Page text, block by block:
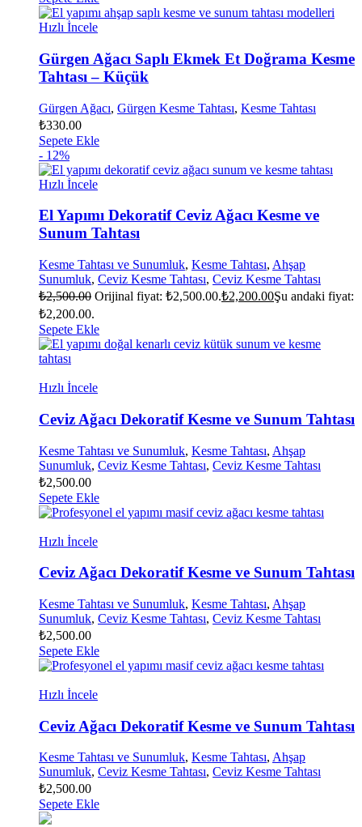
Hızlı İncele
Gürgen Ağacı Saplı Ekmek Et Doğrama Kesme
Tahtası – Küçük
Gürgen Ağacı, Gürgen Kesme Tahtası, Kesme Tahtası
₺330.00
Sepete Ekle
- 12%
Hızlı İncele
El Yapımı Dekoratif Ceviz Ağacı Kesme ve
Sunum Tahtası
Kesme Tahtası ve Sunumluk, Kesme Tahtası, Ahşap
Sunumluk, Ceviz Kesme Tahtası, Ceviz Kesme Tahtası
₺2,500.00 Orijinal fiyat: ₺2,500.00.₺2,200.00Şu andaki fiyat:
₺2,200.00.
Sepete Ekle
Hızlı İncele
Ceviz Ağacı Dekoratif Kesme ve Sunum Tahtası
Kesme Tahtası ve Sunumluk, Kesme Tahtası, Ahşap
Sunumluk, Ceviz Kesme Tahtası, Ceviz Kesme Tahtası
₺2,500.00
Sepete Ekle
Hızlı İncele
Ceviz Ağacı Dekoratif Kesme ve Sunum Tahtası
Kesme Tahtası ve Sunumluk, Kesme Tahtası, Ahşap
Sunumluk, Ceviz Kesme Tahtası, Ceviz Kesme Tahtası
₺2,500.00
Sepete Ekle
Hızlı İncele
Ceviz Ağacı Dekoratif Kesme ve Sunum Tahtası
Kesme Tahtası ve Sunumluk, Kesme Tahtası, Ahşap
Sunumluk, Ceviz Kesme Tahtası, Ceviz Kesme Tahtası
₺2,500.00
Sepete Ekle